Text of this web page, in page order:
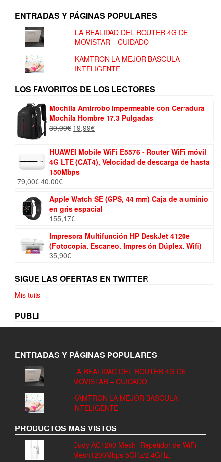
ENTRADAS Y PÁGINAS POPULARES
LA REALIDAD DEL ROUTER 4G DE
MOVISTAR – CUIDADO
KAMTRON LA MEJOR BASCULA
INTELIGENTE
LOS FAVORITOS DE LOS LECTORES
Mochila Antirrobo Impermeable con Cerradura
Mochila Hombre 17.3 Pulgadas
39,99€ El
era:
39,99€.
19,99€El
es:
19,99€.
HUAWEI Mobile WiFi E5576 - Router WiFi móvil
4G LTE (CAT4), Velocidad de descarga de hasta
150Mbps
79,00€ El
original
era:
79,00€.
40,00€El
actual
es:
40,00€.
Apple Watch SE (GPS, 44 mm) Caja de aluminio
en gris espacial
155,17€
Impresora Multifunción HP DeskJet 4120e
(Fotocopia, Escaneo, Impresión Dúplex, Wifi)
35,90€
SIGUE LAS OFERTAS EN TWITTER
Mis tuits
PUBLI
ENTRADAS Y PÁGINAS POPULARES
LA REALIDAD DEL ROUTER 4G DE
MOVISTAR – CUIDADO
KAMTRON LA MEJOR BASCULA
INTELIGENTE
PRODUCTOS MAS VISTOS
Cudy AC1200 Mesh- Repetidor de WiFi
Mesh1200Mbps 5GHz/2.4GHz,